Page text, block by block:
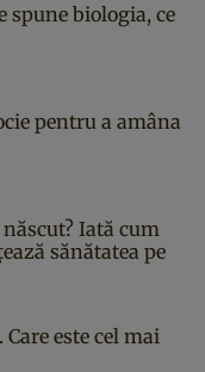
spune biologia, ce
pentru a amâna
Iată cum
sănătatea pe
este cel mai